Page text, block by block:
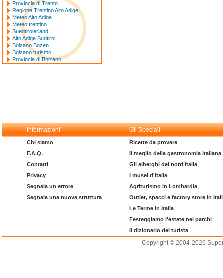
Provincia di Trento
Regione Trentino Alto Adige
Meteo Alto Adige
Meteo trentino
Suedtirolerland
Alto Adige Sudtirol
Bolzano Bozen
Bolzano turismo
Provincia di Bolzano
Informazioni Gli Speciali
Chi siamo
F.A.Q.
Contatti
Privacy
Segnala un errore
Segnala una nuova struttura
Ricette da provare
Il meglio della gastronomia italiana
Gli alberghi del nord Italia
I musei d'Italia
Agriturismo in Lombardia
Outlet, spacci e factory store in
Le Terme in Italia
Festeggiamo l'estate nei parchi
Il dizionario del turista
Copyright © 2004-2026